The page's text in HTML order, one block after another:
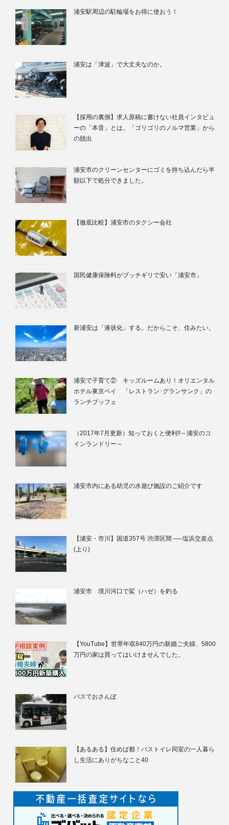
浦安駅周辺の駐輪場をお得に使おう！
浦安は「津波」で大丈夫なのか。
【採用の裏側】求人原稿に書けない社員インタビュ
ーの「本音」とは。「ゴリゴリのノルマ営業」から
の脱出
浦安市のクリーンセンターにゴミを持ち込んだら半
額以下で処分できました。
【徹底比較】浦安市のタクシー会社
国民健康保険料がブッチギリで安い「浦安市」
新浦安は「液状化」する。だからこそ、住みたい。
浦安で子育て② キッズルームあり！オリエンタル
ホテル東京ベイ 「レストラン･グランサンク」の
ランチブッフェ
（2017年7月更新）知っておくと便利!!～浦安のコ
インランドリー～
浦安市内にある幼児の水遊び施設のご紹介です
【浦安・市川】国道357号 渋滞区間 ──塩浜交差点
(上り)
浦安市 境川河口で鯊（ハゼ）を釣る
【YouTube】世帯年収840万円の新婚ご夫婦、5800
万円の家は買ってはいけませんでした。
バスでおさんぽ
【あるある】住めば都！バストイレ同室の一人暮ら
し生活にありがちなこと40